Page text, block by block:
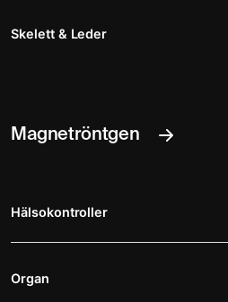
Skelett & Leder
Magnetröntgen
Hälsokontroller
Organ